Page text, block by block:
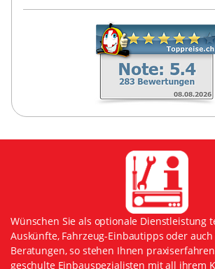
Wünschen Sie als optionale Dienstleistung
Auskünfte, Fahrzeug-Einbautipps oder
Beratungen, so stehen Ihnen
geschulte Einbauspezialisten mit all ihrem